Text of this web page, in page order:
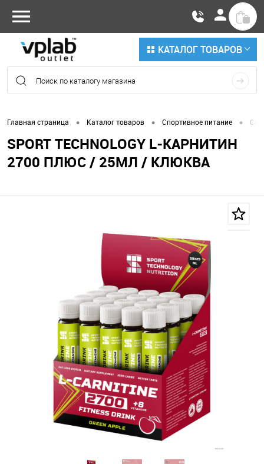
КАТАЛОГ ТОВАРОВ
Главная страница • Каталог товаров • Спортивное питание •
SPORT TECHNOLOGY L-КАРНИТИН
2700 ПЛЮС / 25МЛ / КЛЮКВА